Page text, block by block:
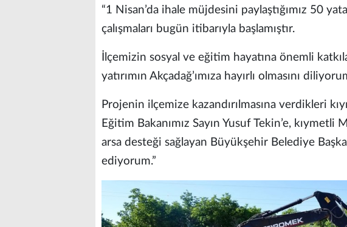
“1 Nisan’da ihale müjdesini paylaştığımız 50
çalışmaları bugün itibarıyla başlamıştır.
İlçemizin sosyal ve eğitim hayatına önemli
yatırımın Akçadağ’ımıza hayırlı olmasını
Projenin ilçemize kazandırılmasına verdikleri
Eğitim Bakanımız Sayın Yusuf Tekin’e,
arsa desteği sağlayan Büyükşehir Belediye
ediyorum.”